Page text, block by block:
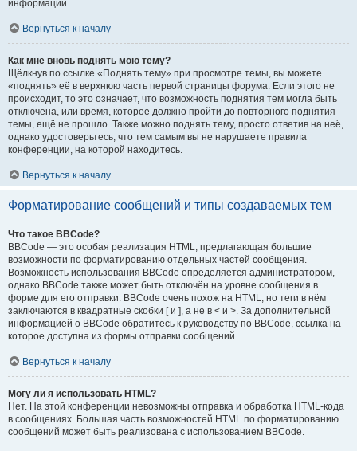
информации.
Вернуться к началу
Как мне вновь поднять мою тему?
Щёлкнув по ссылке «Поднять тему» при просмотре темы, вы можете
«поднять» её в верхнюю часть первой страницы форума. Если этого не
происходит, то это означает, что возможность поднятия тем могла быть
отключена, или время, которое должно пройти до повторного поднятия
темы, ещё не прошло. Также можно поднять тему, просто ответив на неё,
однако удостоверьтесь, что тем самым вы не нарушаете правила
конференции, на которой находитесь.
Вернуться к началу
Форматирование сообщений и типы создаваемых тем
Что такое BBCode?
BBCode — это особая реализация HTML, предлагающая большие
возможности по форматированию отдельных частей сообщения.
Возможность использования BBCode определяется администратором,
однако BBCode также может быть отключён на уровне сообщения в
форме для его отправки. BBCode очень похож на HTML, но теги в нём
заключаются в квадратные скобки [ и ], а не в < и >. За дополнительной
информацией о BBCode обратитесь к руководству по BBCode, ссылка на
которое доступна из формы отправки сообщений.
Вернуться к началу
Могу ли я использовать HTML?
Нет. На этой конференции невозможны отправка и обработка HTML-кода
в сообщениях. Большая часть возможностей HTML по форматированию
сообщений может быть реализована с использованием BBCode.